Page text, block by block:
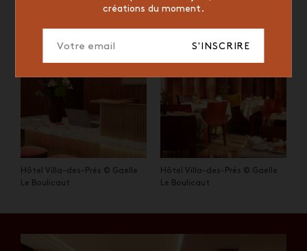
Hôtel Villa-des-Prés © Gaelle
Le Boulicaut
Hôtel Villa-des-Prés © Gaelle
Le Boulicaut
créations du moment.
S'INSCRIRE